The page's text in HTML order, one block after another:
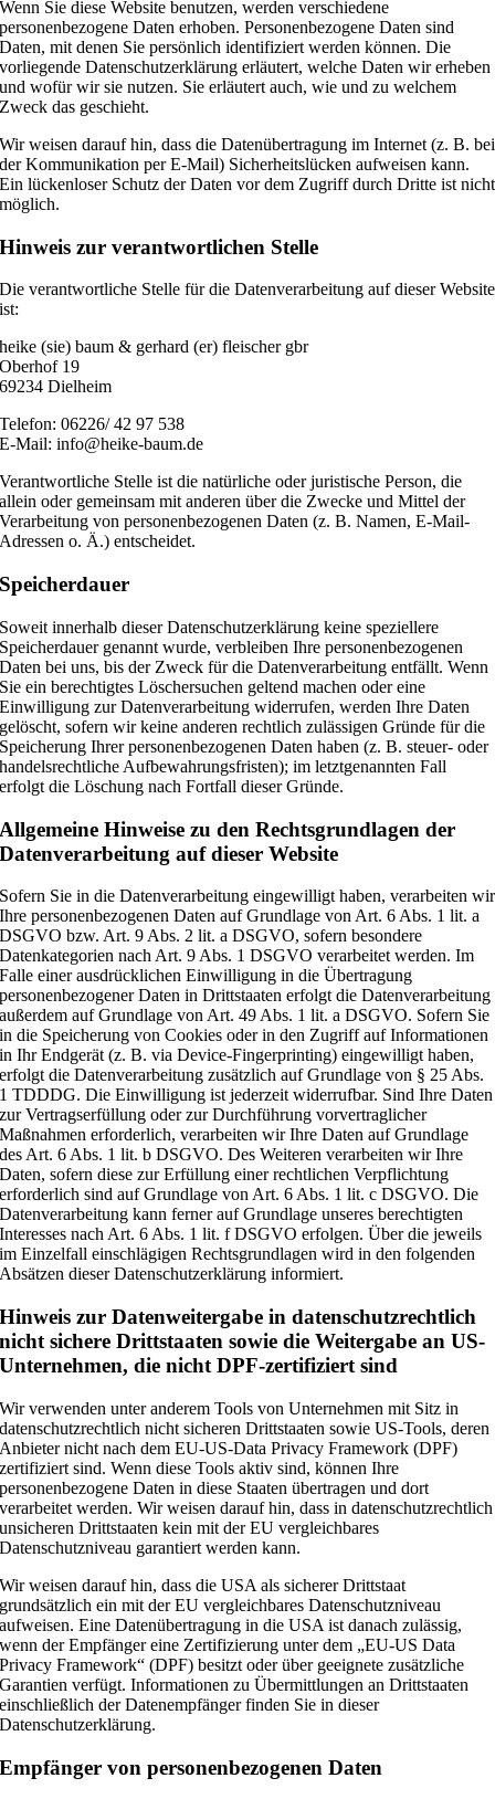
Wenn Sie diese Website benutzen, werden verschiedene
personenbezogene Daten erhoben. Personenbezogene Daten sind
Daten, mit denen Sie persönlich identifiziert werden können. Die
vorliegende Datenschutzerklärung erläutert, welche Daten wir erheben
und wofür wir sie nutzen. Sie erläutert auch, wie und zu welchem
Zweck das geschieht.
Wir weisen darauf hin, dass die Datenübertragung im Internet (z. B. bei
der Kommunikation per E-Mail) Sicherheitslücken aufweisen kann.
Ein lückenloser Schutz der Daten vor dem Zugriff durch Dritte ist nicht
möglich.
Hinweis zur verantwortlichen Stelle
Die verantwortliche Stelle für die Datenverarbeitung auf dieser Website
ist:
heike (sie) baum & gerhard (er) fleischer gbr
Oberhof 19
69234 Dielheim
Telefon: 06226/ 42 97 538
E-Mail: info@heike-baum.de
Verantwortliche Stelle ist die natürliche oder juristische Person, die
allein oder gemeinsam mit anderen über die Zwecke und Mittel der
Verarbeitung von personenbezogenen Daten (z. B. Namen, E-Mail-
Adressen o. Ä.) entscheidet.
Speicherdauer
Soweit innerhalb dieser Datenschutzerklärung keine speziellere
Speicherdauer genannt wurde, verbleiben Ihre personenbezogenen
Daten bei uns, bis der Zweck für die Datenverarbeitung entfällt. Wenn
Sie ein berechtigtes Löschersuchen geltend machen oder eine
Einwilligung zur Datenverarbeitung widerrufen, werden Ihre Daten
gelöscht, sofern wir keine anderen rechtlich zulässigen Gründe für die
Speicherung Ihrer personenbezogenen Daten haben (z. B. steuer- oder
handelsrechtliche Aufbewahrungsfristen); im letztgenannten Fall
erfolgt die Löschung nach Fortfall dieser Gründe.
Allgemeine Hinweise zu den Rechtsgrundlagen der
Datenverarbeitung auf dieser Website
Sofern Sie in die Datenverarbeitung eingewilligt haben, verarbeiten wir
Ihre personenbezogenen Daten auf Grundlage von Art. 6 Abs. 1 lit. a
DSGVO bzw. Art. 9 Abs. 2 lit. a DSGVO, sofern besondere
Datenkategorien nach Art. 9 Abs. 1 DSGVO verarbeitet werden. Im
Falle einer ausdrücklichen Einwilligung in die Übertragung
personenbezogener Daten in Drittstaaten erfolgt die Datenverarbeitung
außerdem auf Grundlage von Art. 49 Abs. 1 lit. a DSGVO. Sofern Sie
in die Speicherung von Cookies oder in den Zugriff auf Informationen
in Ihr Endgerät (z. B. via Device-Fingerprinting) eingewilligt haben,
erfolgt die Datenverarbeitung zusätzlich auf Grundlage von § 25 Abs.
1 TDDDG. Die Einwilligung ist jederzeit widerrufbar. Sind Ihre Daten
zur Vertragserfüllung oder zur Durchführung vorvertraglicher
Maßnahmen erforderlich, verarbeiten wir Ihre Daten auf Grundlage
des Art. 6 Abs. 1 lit. b DSGVO. Des Weiteren verarbeiten wir Ihre
Daten, sofern diese zur Erfüllung einer rechtlichen Verpflichtung
erforderlich sind auf Grundlage von Art. 6 Abs. 1 lit. c DSGVO. Die
Datenverarbeitung kann ferner auf Grundlage unseres berechtigten
Interesses nach Art. 6 Abs. 1 lit. f DSGVO erfolgen. Über die jeweils
im Einzelfall einschlägigen Rechtsgrundlagen wird in den folgenden
Absätzen dieser Datenschutzerklärung informiert.
Hinweis zur Datenweitergabe in datenschutzrechtlich
nicht sichere Drittstaaten sowie die Weitergabe an US-
Unternehmen, die nicht DPF-zertifiziert sind
Wir verwenden unter anderem Tools von Unternehmen mit Sitz in
datenschutzrechtlich nicht sicheren Drittstaaten sowie US-Tools, deren
Anbieter nicht nach dem EU-US-Data Privacy Framework (DPF)
zertifiziert sind. Wenn diese Tools aktiv sind, können Ihre
personenbezogene Daten in diese Staaten übertragen und dort
verarbeitet werden. Wir weisen darauf hin, dass in datenschutzrechtlich
unsicheren Drittstaaten kein mit der EU vergleichbares
Datenschutzniveau garantiert werden kann.
Wir weisen darauf hin, dass die USA als sicherer Drittstaat
grundsätzlich ein mit der EU vergleichbares Datenschutzniveau
aufweisen. Eine Datenübertragung in die USA ist danach zulässig,
wenn der Empfänger eine Zertifizierung unter dem „EU-US Data
Privacy Framework“ (DPF) besitzt oder über geeignete zusätzliche
Garantien verfügt. Informationen zu Übermittlungen an Drittstaaten
einschließlich der Datenempfänger finden Sie in dieser
Datenschutzerklärung.
Empfänger von personenbezogenen Daten